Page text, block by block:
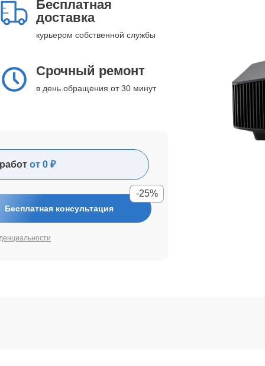
Бесплатная
доставка
курьером собственной службы
Срочный ремонт
в день обращения от 30 минут
от 0 ₽
Бесплатная консультация
-25%